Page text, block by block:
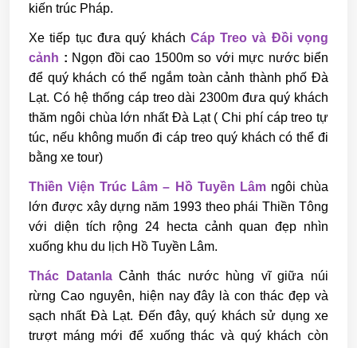
kiến trúc Pháp.
Xe tiếp tục đưa quý khách Cáp Treo và Đồi vọng
cảnh : Ngọn đồi cao 1500m so với mực nước biển
để quý khách có thể ngắm toàn cảnh thành phố Đà
Lạt. Có hệ thống cáp treo dài 2300m đưa quý khách
thăm ngôi chùa lớn nhất Đà Lạt ( Chi phí cáp treo tự
túc, nếu không muốn đi cáp treo quý khách có thể đi
bằng xe tour)
Thiền Viện Trúc Lâm – Hồ Tuyền Lâmngôi chùa
lớn được xây dựng năm 1993 theo phái Thiền Tông
với diện tích rộng 24 hecta cảnh quan đẹp nhìn
xuống khu du lịch Hồ Tuyền Lâm.
Thác DatanlaCảnh thác nước hùng vĩ giữa núi
rừng Cao nguyên, hiện nay đây là con thác đẹp và
sạch nhất Đà Lạt. Đến đây, quý khách sử dụng xe
trượt máng mới để xuống thác và quý khách còn